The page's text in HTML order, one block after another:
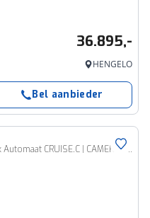
36.895,-
HENGELO
Bel aanbieder
Citroen ë-Berlingo L1H1 50 kWh 136pk Automaat CRUISE.C | CAMERA | DAB | NAVI | APPLE-CARPLAY | STOELVERW.